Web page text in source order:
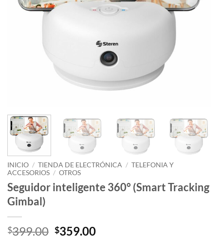
INICIO / TIENDA DE ELECTRÓNICA / TELEFONIA Y
ACCESORIOS / OTROS
Seguidor inteligente 360° (Smart Tracking
Gimbal)
$399.00 Original
$359.00Current